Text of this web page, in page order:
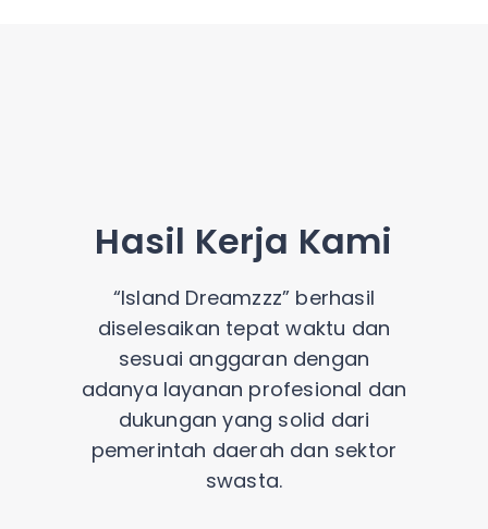
Hasil Kerja Kami
“Island Dreamzzz” berhasil
diselesaikan tepat waktu dan
sesuai anggaran dengan
adanya layanan profesional dan
dukungan yang solid dari
pemerintah daerah dan sektor
swasta.